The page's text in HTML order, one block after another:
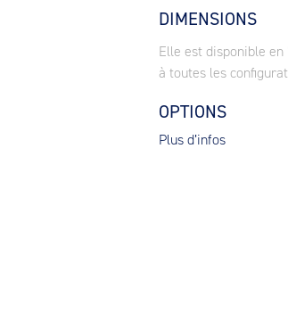
DIMENSIONS
Elle est disponible en
à toutes les
OPTIONS
Plus d’infos